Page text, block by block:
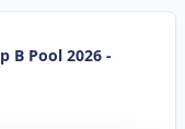
B Pool 2026 -